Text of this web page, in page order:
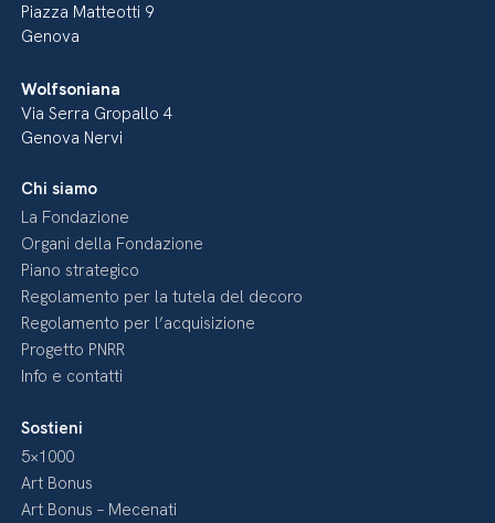
Piazza Matteotti 9
Genova
Wolfsoniana
Via Serra Gropallo 4
Genova Nervi
Chi siamo
La Fondazione
Organi della Fondazione
Piano strategico
Regolamento per la tutela del decoro
Regolamento per l’acquisizione
Progetto PNRR
Info e contatti
Sostieni
5×1000
Art Bonus
Art Bonus – Mecenati